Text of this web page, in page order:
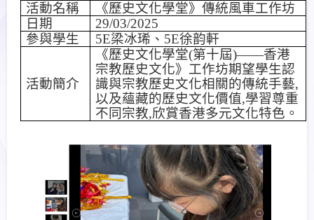
活動名稱
《歷史文化學堂》傳統風車工作坊
日期
29/03/2025
參與學生
5E梁冰琋、 5E徐韵軒
活動簡介
《歷史文化學堂(第十屆)——香港
宗教歷史文化》工作坊期望學生認
識與宗教歷史文化相關的傳統手藝,
以及蘊藏的歷史文化價值,學習尊重
不同宗教,欣賞香港多元文化特色。